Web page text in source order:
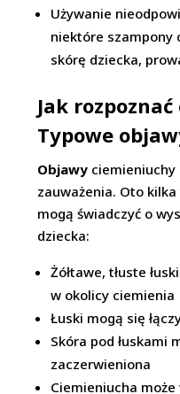
Używanie
niektóre szampony
skórę dziecka,
Jak
Typowe
Objawy ciemieniuchy
zauważenia. Oto
mogą świadczyć o
dziecka:
Żółtawe, tłuste
w okolicy ciemienia
Łuski mogą się
Skóra pod łuskami
zaczerwieniona
Ciemieniucha